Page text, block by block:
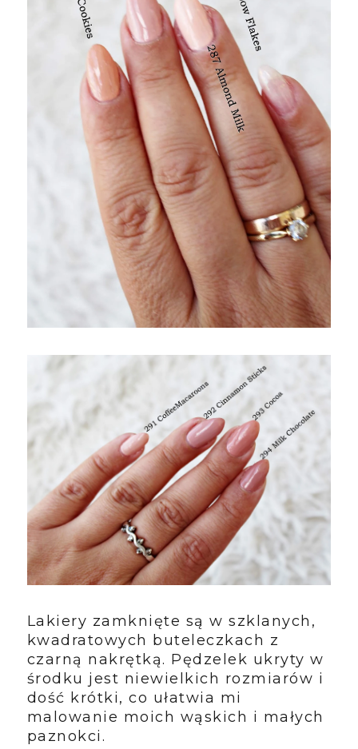
Lakiery zamknięte są w szklanych,
kwadratowych buteleczkach z
czarną nakrętką. Pędzelek ukryty w
środku jest niewielkich rozmiarów i
dość krótki, co ułatwia mi
malowanie moich wąskich i małych
paznokci.